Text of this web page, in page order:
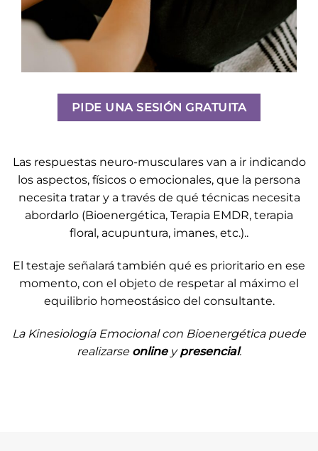
PIDE UNA SESIÓN GRATUITA
Las respuestas neuro-musculares van a ir indicando
los aspectos, físicos o emocionales, que la persona
necesita tratar y a través de qué técnicas necesita
abordarlo (Bioenergética, Terapia EMDR, terapia
floral, acupuntura, imanes, etc.)..
El testaje señalará también qué es prioritario en ese
momento, con el objeto de respetar al máximo el
equilibrio homeostásico del consultante.
La Kinesiología Emocional con Bioenergética puede
realizarse onlineypresencial.